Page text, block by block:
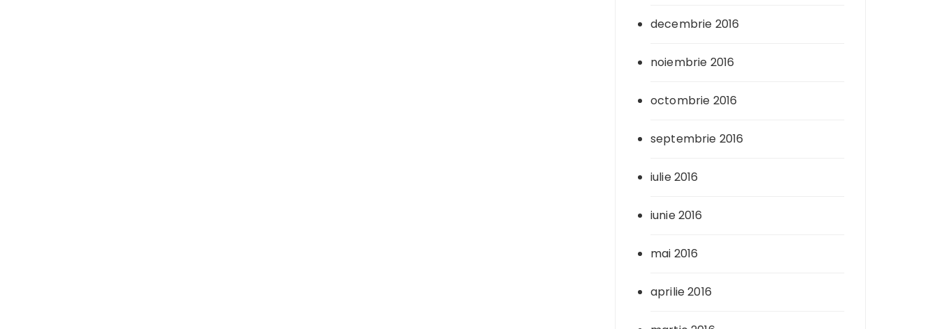
decembrie 2016
noiembrie 2016
octombrie 2016
septembrie 2016
iulie 2016
iunie 2016
mai 2016
aprilie 2016